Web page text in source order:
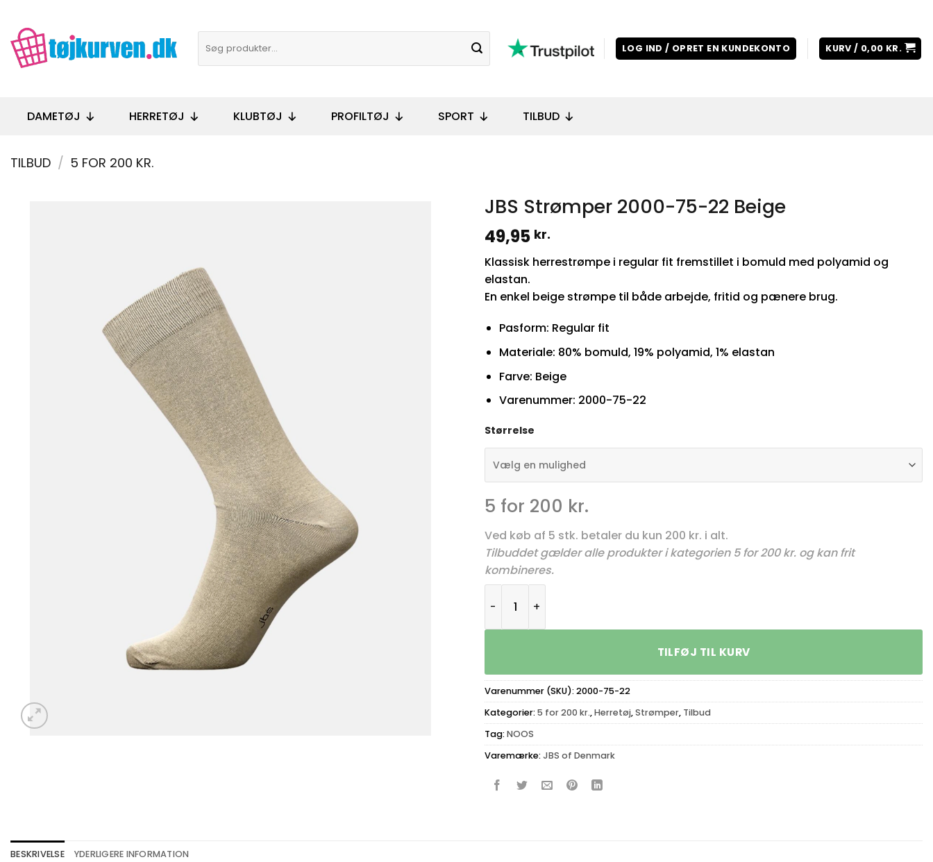
indhold
efter:
LOG IND / OPRET EN KUNDEKONTO KURV / 0,00 KR.
DAMETØJ HERRETØJ KLUBTØJ PROFILTØJ SPORT TILBUD
TILBUD / 5 FOR 200 KR.
JBS Strømper 2000-75-22 Beige
49,95 kr.
Klassisk herrestrømpe i regular fit fremstillet i bomuld med polyamid og
elastan.
En enkel beige strømpe til både arbejde, fritid og pænere brug.
Pasform: Regular fit
Materiale: 80% bomuld, 19% polyamid, 1% elastan
Farve: Beige
Varenummer: 2000-75-22
Størrelse
5 for 200 kr.
Ved køb af 5 stk. betaler du kun 200 kr. i alt.
Tilbuddet gælder alle produkter i kategorien 5 for 200 kr. og kan frit
kombineres.
TILFØJ TIL KURV
Varenummer (SKU): 2000-75-22
Kategorier: 5 for 200 kr.,Herretøj,Strømper, Tilbud
Tag: NOOS
Varemærke: JBS of Denmark
BESKRIVELSE YDERLIGERE INFORMATION